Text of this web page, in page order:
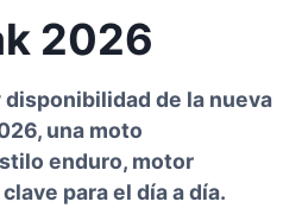
2026
de la nueva
una moto
enduro, motor
para el día a día.